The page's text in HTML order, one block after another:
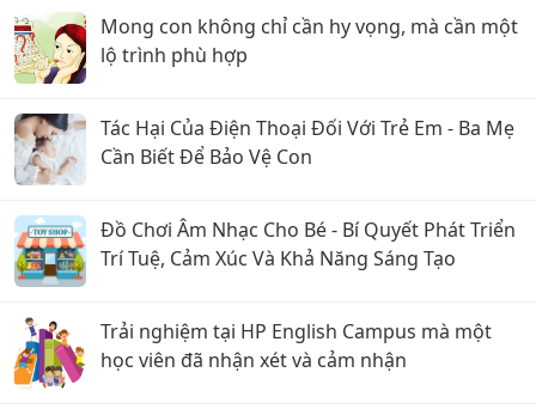
Mong con không chỉ cần hy vọng, mà cần một
lộ trình phù hợp
Tác Hại Của Điện Thoại Đối Với Trẻ Em - Ba Mẹ
Cần Biết Để Bảo Vệ Con
Đồ Chơi Âm Nhạc Cho Bé - Bí Quyết Phát Triển
Trí Tuệ, Cảm Xúc Và Khả Năng Sáng Tạo
Trải nghiệm tại HP English Campus mà một
học viên đã nhận xét và cảm nhận